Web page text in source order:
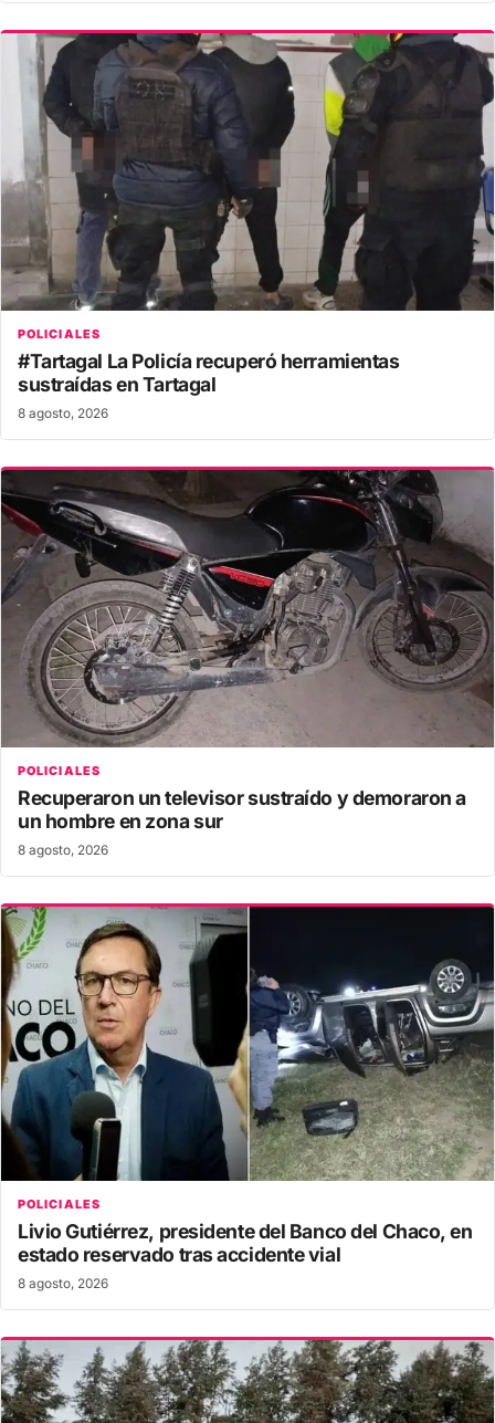
POLICIALES
#Tartagal La Policía recuperó herramientas
sustraídas en Tartagal
8 agosto, 2026
POLICIALES
Recuperaron un televisor sustraído y demoraron a
un hombre en zona sur
8 agosto, 2026
POLICIALES
Livio Gutiérrez, presidente del Banco del Chaco, en
estado reservado tras accidente vial
8 agosto, 2026